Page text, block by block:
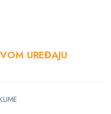
UREĐAJU